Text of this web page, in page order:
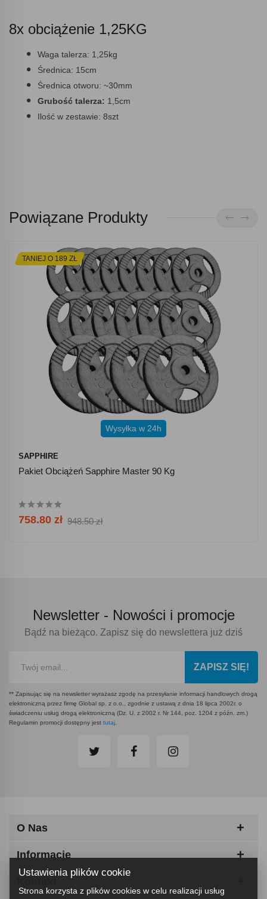
8x obciążenie 1,25KG
Waga talerza: 1,25kg
Średnica: 15cm
Średnica otworu: ~30mm
Grubość talerza: 1,5cm
Ilość w zestawie: 8szt
Powiązane Produkty
TANIEJ O 189 ZŁ
Wysyłka w 24h
SAPPHIRE
Pakiet Obciążeń Sapphire Master 90 Kg
758.80 zł 948.50 zł
Newsletter - Nowości i promocje
Bądź na bieżąco. Zapisz się do newslettera już dziś
ZAPISZ SIĘ!
** Zapisując się na newsletter wyrażasz zgodę na przesyłanie informacji handlowych drogą
elektroniczną przez firmę Global sp. z o.o., zgodnie z ustawą z dnia 18 lipca 2002r. o
świadczeniu usług drogą elektroniczną (Dz. U. z 2002 r. Nr 144, poz. 1204 z późn. zm.)
Regulamin promocji dostępny jest tutaj
O Nas
Informacje
Ustawienia plików cookie
Strona korzysta z plików cookies w celu realizacji usług